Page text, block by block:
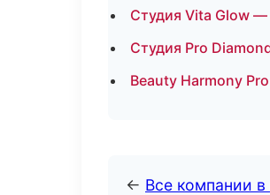
Студия Vita Glow
Студия Pro
Beauty Harmony
← Все компании